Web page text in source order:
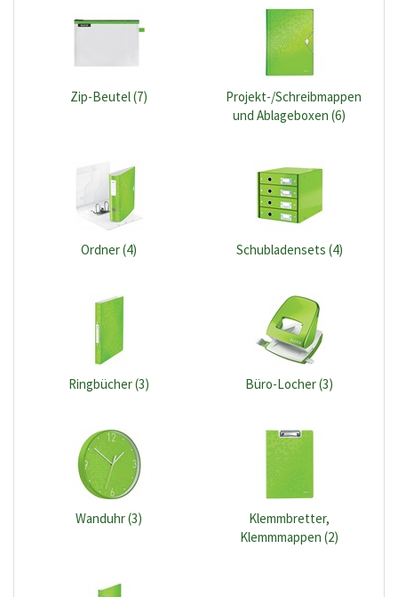
Zip-Beutel (7)
Projekt-/Schreibmappen
und Ablageboxen (6)
Ordner (4) Schubladensets (4)
Ringbücher (3) Büro-Locher (3)
Wanduhr (3)
Klemmbretter,
Klemmmappen (2)